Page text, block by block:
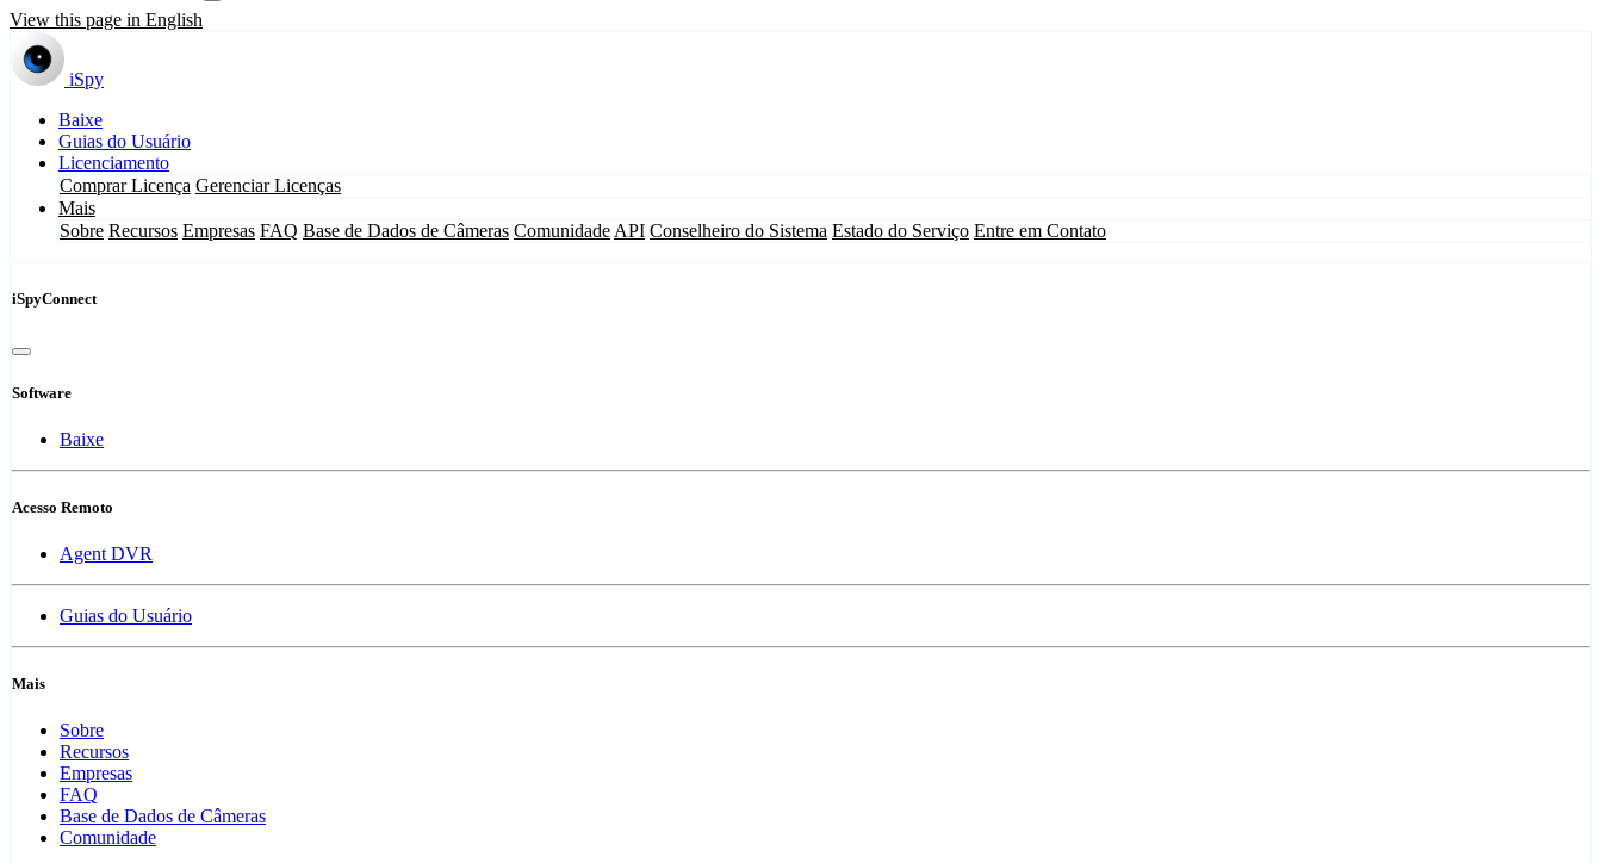
View this page in English
iSpy
Baixe
Guias do Usuário
Licenciamento
Comprar Licença Gerenciar Licenças
Mais
Sobre Recursos Empresas FAQ Base de Dados de Câmeras Comunidade API Conselheiro do Sistema Estado do Serviço Entre em Contato
iSpyConnect
Software
Baixe
Acesso Remoto
Agent DVR
Guias do Usuário
Mais
Sobre
Recursos
Empresas
FAQ
Base de Dados de Câmeras
Comunidade